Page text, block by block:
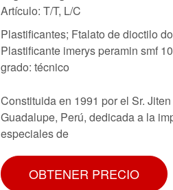
Artículo: T/T, L/C
Plastificantes; Ftalato de dioctilo
Plastificante imerys peramin smf
grado: técnico
Constituida en 1991 por el Sr.
Guadalupe, Perú, dedicada a la
especiales de
OBTENER PRECIO